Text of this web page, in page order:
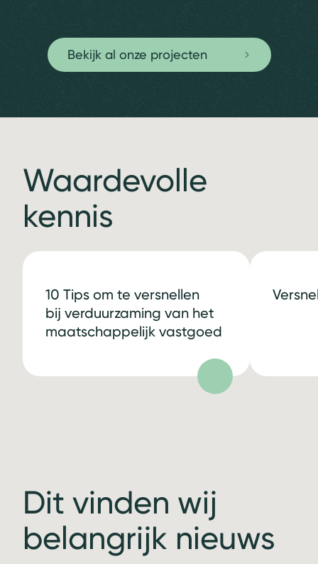
Bekijk al onze projecten
Waardevolle
kennis
10 Tips om te versnellen
bij verduurzaming van het
maatschappelijk vastgoed
Dit vinden wij
belangrijk nieuws